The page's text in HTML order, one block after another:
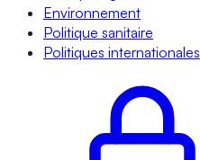
Environnement
Politique sanitaire
Politiques internationales